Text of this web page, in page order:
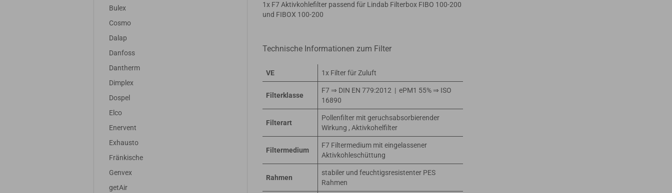
1x F7 Aktivkohlefilter passend für Lindab Filterbox FIBO 100-200
und FIBOX 100-200
Technische Informationen zum Filter
VE 1x Filter für Zuluft
Filterklasse
F7 ⇒ DIN EN 779:2012 | ePM1 55% ⇒ ISO
16890
Filterart
Pollenfilter mit geruchsabsorbierender
Wirkung , Aktivkohelfilter
Filtermedium
F7 Filtermedium mit eingelassener
Aktivkohleschüttung
Rahmen
stabiler und feuchtigsresistenter PES
Rahmen
Bulex
Cosmo
Dalap
Danfoss
Dantherm
Dimplex
Dospel
Elco
Enervent
Exhausto
Fränkische
Genvex
getAir